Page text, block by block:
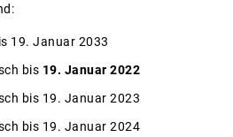
19. Januar 2033
bis 19. Januar 2022
bis 19. Januar 2023
bis 19. Januar 2024